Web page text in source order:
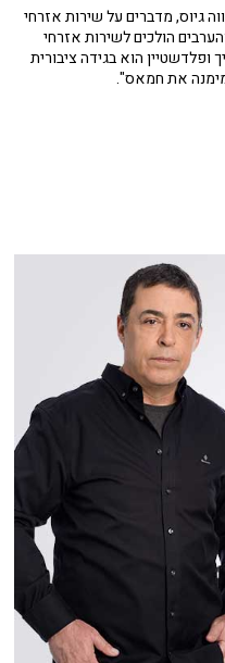
גיוס, מדברים על שירות אזרחי
הולכים לשירות אזרחי
הוא בגידה ציבורית
את חמאס".